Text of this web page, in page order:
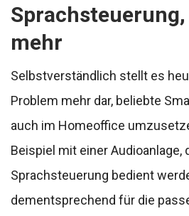
mehr
Selbstverständlich stellt es
Problem mehr dar, beliebte
auch im Homeoffice
Beispiel mit einer Audioanlage,
Sprachsteuerung bedient
dementsprechend für die